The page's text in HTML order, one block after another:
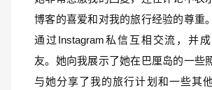
博客的喜爱和对我的旅行经验的尊重
通过Instagram私信互相交流，并
友。她向我展示了她在巴厘岛的一些
与她分享了我的旅行计划和一些其